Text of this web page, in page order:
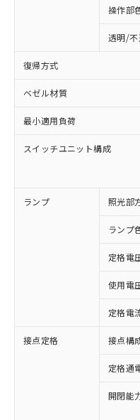
操作部
透明/不
復帰方式
ベゼル材質
最小適用負荷
スイッチユニット構成
ランプ 照光部
ランプ
定格電
使用電
定格電
接点定格 接点構
定格通
開閉能
ご利用条
以下の条件をお
ご利用ください。
本サービス
商品の当社
(税抜)を提
当社制御
対応済み：
非含有に対応し
対応予定：EU
有に対応した製
対応予定なし：
非含有に非対応
調査・確認中：
非含有の対応状
非該当品：ライ
害物質有無と関
仕入先様の事情
「○」：最大均
基準値以下であ
「×」：最大均